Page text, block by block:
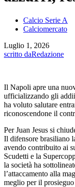
Calcio Serie A
Calciomercato
Luglio 1, 2026
scritto daRedazione
Il Napoli apre una
ufficializzando gli
ha voluto salutare
riconoscendone il
Per Juan Jesus si
Il difensore brasiliano
avendo contribuito ai
Scudetti e la
la società ha
l’attaccamento alla
meglio per il